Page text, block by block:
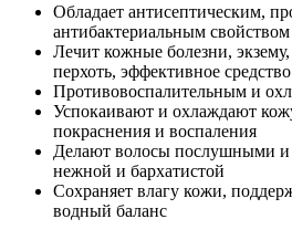
Обладает антисептическим,
антибактериальным свойством
Лечит кожные болезни,
перхоть, эффективное
Противовоспалительным и
Успокаивают и охлаждают
покраснения и воспаления
Делают волосы послушными
нежной и бархатистой
Сохраняет влагу кожи,
водный баланс